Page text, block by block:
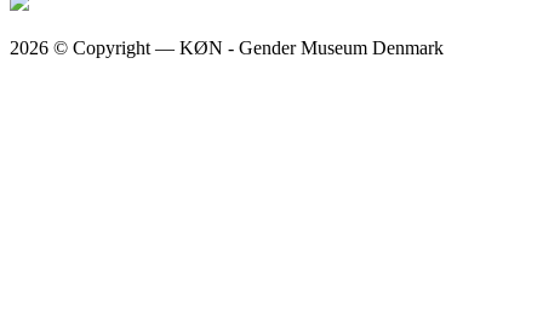
2026 © Copyright — KØN - Gender Museum Denmark